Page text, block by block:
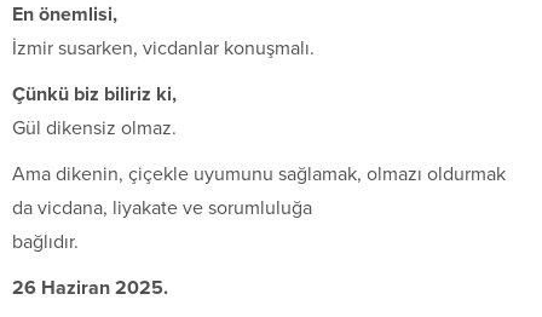
En önemlisi,
İzmir susarken, vicdanlar konuşmalı.
Çünkü biz biliriz ki,
Gül dikensiz olmaz.
Ama dikenin, çiçekle uyumunu sağlamak, olmazı oldurmak
da vicdana, liyakate ve sorumluluğa
bağlıdır.
26 Haziran 2025.